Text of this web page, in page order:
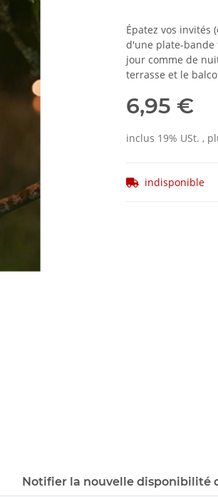
Épatez vos invités
d'une plate-bande
jour comme de
terrasse et le
6,95 €
inclus 19% USt. ,
indisponible
Notifier la nouvelle disponibilité